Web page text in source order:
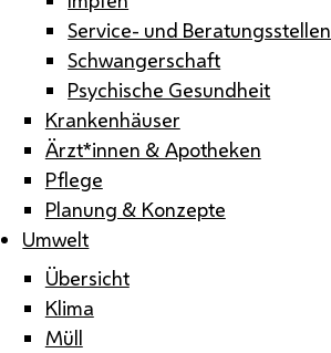
Service- und Beratungsstellen
Schwangerschaft
Psychische Gesundheit
Krankenhäuser
Ärzt*innen & Apotheken
Pflege
Planung & Konzepte
Umwelt
Übersicht
Klima
Müll